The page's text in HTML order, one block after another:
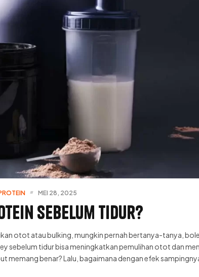
MEI 28, 2025
sebelum Tidur?
otot atau bulking, mungkin pernah bertanya-tanya,
sebelum tidur bisa meningkatkan pemulihan otot dan
memang benar? Lalu, bagaimana dengan efek